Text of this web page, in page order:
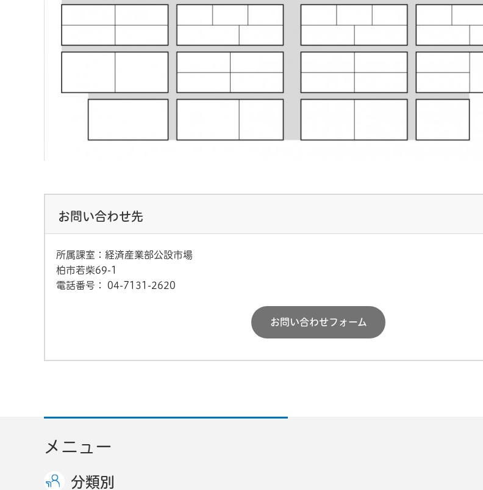
お問い合わせ先
所属課室：経済産業部公設市場
柏市若柴69-1
電話番号：
04-7131-2620
お問い合わせフォーム
メニュー
分類別